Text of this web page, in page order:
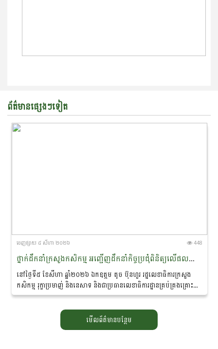
ព័ត៌មានផ្សេងៗទៀត
ចេញ​ផ្សាយ​ ៥ សីហា ២០២៦ 448
ថ្នាក់ដឹកនាំក្រសួងកសិកម្ម អញ្ជើញដឹកនាំកិច្ចប្រជុំពិនិត្យលើផលប៉ះពាល់ដំណាំស្រូវដោយគ្រោះរាំងស្ងួត និងត្រៀមបម្រុងឆ្លើយតបបញ្ចេញគ្រាប់ពូជ
នៅថ្ងៃទី៥ ខែសីហា ឆ្នាំ២០២៦ ឯកឧត្តម តូច ប៊ុនហួរ រដ្ឋលេខាធិការក្រសួង
កសិកម្ម រុក្ខាប្រមាញ់ និងនេសាទ និងជាប្រធានលេខាធិការដ្ឋានគ្រប់គ្រងគ្រោះ
មហន្តរាយប្រចាំក្រសួងកសិកម្ម...
មើលព័ត៌មានបន្ថែម